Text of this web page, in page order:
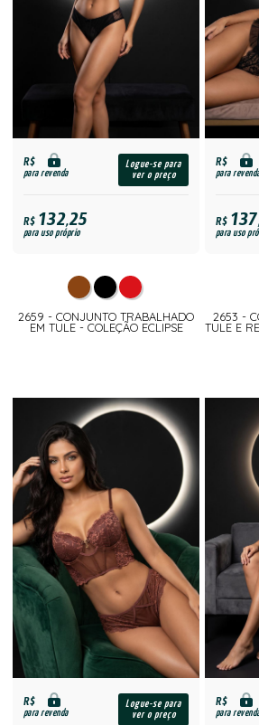
R$
para revenda
Logue-se para
ver o preço
R$132,25
para uso próprio
2659 - CONJUNTO TRABALHADO
EM TULE - COLEÇÃO ECLIPSE
R$
para
R$
para uso
2653 -
TULE E
R$
para revenda
Logue-se para
ver o preço
R$
para